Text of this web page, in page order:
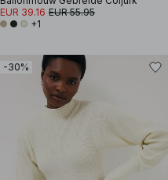
EUR 39.16 EUR 55.95
+1
-30%